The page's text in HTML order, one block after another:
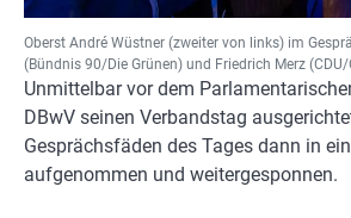
Oberst André Wüstner (zweiter von links) im
(Bündnis 90/Die Grünen) und Friedrich Merz (CDU/
Unmittelbar vor dem
DBwV seinen Verbandstag
Gesprächsfäden des Tages dann in
aufgenommen und weitergesponnen.